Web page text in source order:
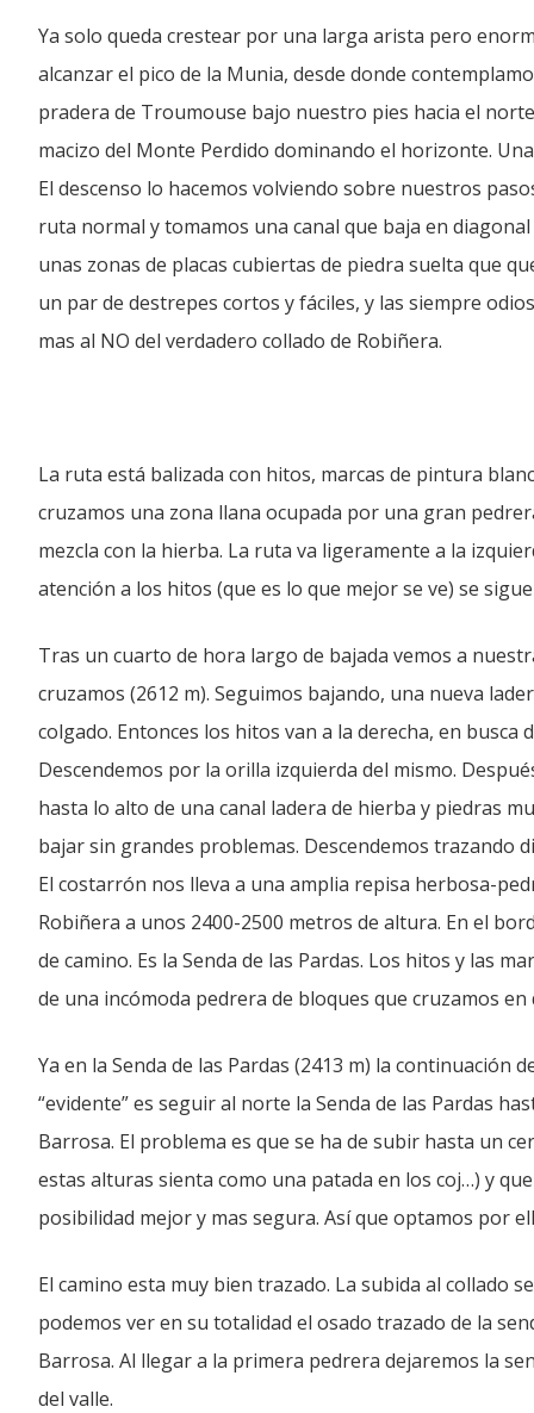
Ya solo queda crestear por una larga arista pero
alcanzar el pico de la Munia, desde donde
pradera de Troumouse bajo nuestro pies hacia el
macizo del Monte Perdido dominando el horizonte.
El descenso lo hacemos volviendo sobre nuestros
ruta normal y tomamos una canal que baja en
unas zonas de placas cubiertas de piedra suelta que
un par de destrepes cortos y fáciles, y las siempre
mas al NO del verdadero collado de Robiñera.
La ruta está balizada con hitos, marcas de pintura
cruzamos una zona llana ocupada por una gran
mezcla con la hierba. La ruta va ligeramente a la
atención a los hitos (que es lo que mejor se ve) se
Tras un cuarto de hora largo de bajada vemos a
cruzamos (2612 m). Seguimos bajando, una nueva
colgado. Entonces los hitos van a la derecha, en
Descendemos por la orilla izquierda del mismo.
hasta lo alto de una canal ladera de hierba y piedras
bajar sin grandes problemas. Descendemos trazando
El costarrón nos lleva a una amplia repisa herbosa-
Robiñera a unos 2400-2500 metros de altura. En el
de camino. Es la Senda de las Pardas. Los hitos y las
de una incómoda pedrera de bloques que cruzamos
Ya en la Senda de las Pardas (2413 m) la continuación
“evidente” es seguir al norte la Senda de las Pardas
Barrosa. El problema es que se ha de subir hasta un
estas alturas sienta como una patada en los coj…) y
posibilidad mejor y mas segura. Así que optamos por
El camino esta muy bien trazado. La subida al collado
podemos ver en su totalidad el osado trazado de la
Barrosa. Al llegar a la primera pedrera dejaremos la
del valle.